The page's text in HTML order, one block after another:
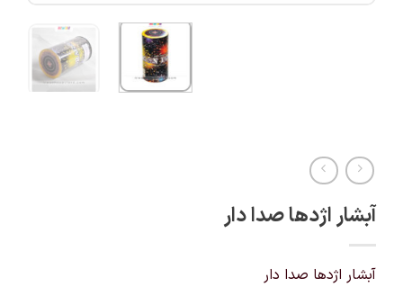
آبشار اژدها صدا دار
آبشار اژدها صدا دار